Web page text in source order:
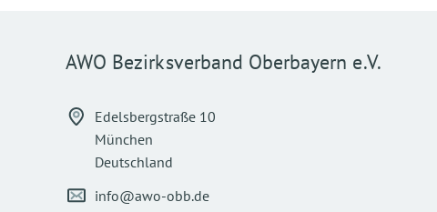
AWO Bezirksverband Oberbayern e.V.
Edelsbergstraße 10
München
Deutschland
info@awo-obb.de